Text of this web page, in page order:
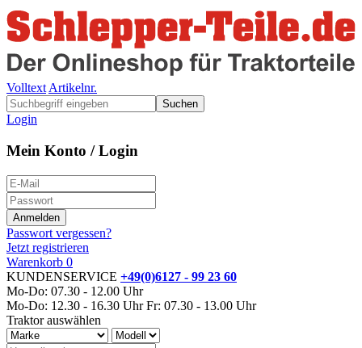
Volltext Artikelnr.
Suchen
Login
Mein Konto / Login
Passwort vergessen?
Jetzt registrieren
Warenkorb 0
KUNDENSERVICE +49(0)6127 - 99 23 60
Mo-Do: 07.30 - 12.00 Uhr
Mo-Do: 12.30 - 16.30 Uhr Fr: 07.30 - 13.00 Uhr
Traktor auswählen